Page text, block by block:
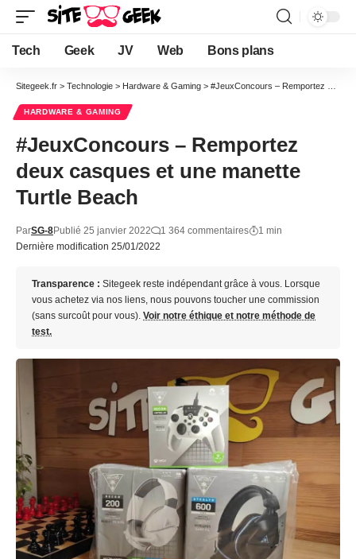
Tech Geek JV Web Bons plans
Sitegeek.fr > Technologie > Hardware & Gaming > #JeuxConcours – Remportez deux casques et une manette Turtle Beach
HARDWARE & GAMING
#JeuxConcours – Remportez
deux casques et une manette
Turtle Beach
Dernière modification 25/01/2022
ParSG-8Publié 25 janvier 2022 1 364 commentaires 1 min
Transparence : Sitegeek reste indépendant grâce à vous. Lorsque
vous achetez via nos liens, nous pouvons toucher une commission
(sans surcoût pour vous). Voir notre éthique et notre méthode de
test.